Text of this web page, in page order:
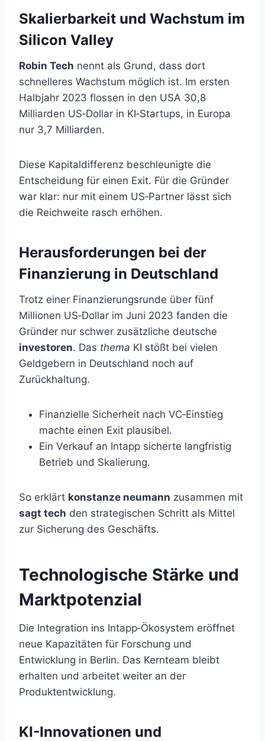
Skalierbarkeit und Wachstum im
Silicon Valley
Robin Tech nennt als Grund, dass dort
schnelleres Wachstum möglich ist. Im ersten
Halbjahr 2023 flossen in den USA 30,8
Milliarden US‑Dollar in KI‑Startups, in Europa
nur 3,7 Milliarden.
Diese Kapitaldifferenz beschleunigte die
Entscheidung für einen Exit. Für die Gründer
war klar: nur mit einem US‑Partner lässt sich
die Reichweite rasch erhöhen.
Herausforderungen bei der
Finanzierung in Deutschland
Trotz einer Finanzierungsrunde über fünf
Millionen US‑Dollar im Juni 2023 fanden die
Gründer nur schwer zusätzliche deutsche
investoren. Das thema KI stößt bei vielen
Geldgebern in Deutschland noch auf
Zurückhaltung.
Finanzielle Sicherheit nach VC‑Einstieg
machte einen Exit plausibel.
Ein Verkauf an Intapp sicherte langfristig
Betrieb und Skalierung.
So erklärt konstanze neumann zusammen mit
sagt tech den strategischen Schritt als Mittel
zur Sicherung des Geschäfts.
Technologische Stärke und
Marktpotenzial
Die Integration ins Intapp‑Ökosystem eröffnet
neue Kapazitäten für Forschung und
Entwicklung in Berlin. Das Kernteam bleibt
erhalten und arbeitet weiter an der
Produktentwicklung.
KI-Innovationen und